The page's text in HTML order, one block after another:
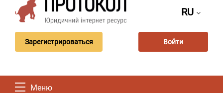
RU
Зарегистрироваться Войти
Меню